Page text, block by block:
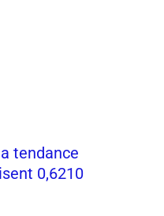
tendance
0,6210